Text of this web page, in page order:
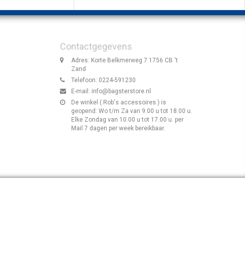
Contactgegevens
Adres: Korte Belkmerweg 7 1756 CB 't
Zand
Telefoon: 0224-591230
E-mail: info@bagsterstore.nl
De winkel ( Rob's accessoires ) is
geopend: Wo t/m Za van 9.00 u tot 18.00 u.
Elke Zondag van 10.00 u tot 17.00 u. per
Mail 7 dagen per week bereikbaar.